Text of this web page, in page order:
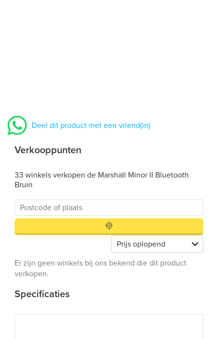
Deel dit product met een vriend(in)
Verkooppunten
33 winkels verkopen de Marshall Minor II Bluetooth
Bruin
Er zijn geen winkels bij ons bekend die dit product
verkopen.
Specificaties